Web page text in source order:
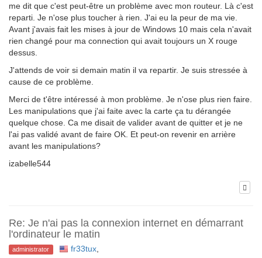
me dit que c'est peut-être un problème avec mon routeur. Là c'est
reparti. Je n'ose plus toucher à rien. J'ai eu la peur de ma vie.
Avant j'avais fait les mises à jour de Windows 10 mais cela n'avait
rien changé pour ma connection qui avait toujours un X rouge
dessus.
J'attends de voir si demain matin il va repartir. Je suis stressée à
cause de ce problème.
Merci de t'être intéressé à mon problème. Je n'ose plus rien faire.
Les manipulations que j'ai faite avec la carte ça tu dérangée
quelque chose. Ca me disait de valider avant de quitter et je ne
l'ai pas validé avant de faire OK. Et peut-on revenir en arrière
avant les manipulations?
izabelle544
Re: Je n'ai pas la connexion internet en démarrant
l'ordinateur le matin
administrator fr33tux,